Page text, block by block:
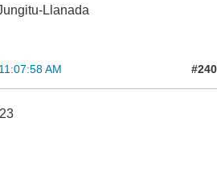
Llanada
AM #240